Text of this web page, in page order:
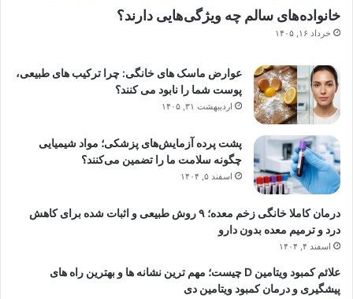
خانواده‌های سالم چه ویژگی‌هایی دارند؟
خرداد ۱۶, ۱۴۰۵
عوارض ماسک های خانگی: چرا ترکیب های طبیعی،
پوست شما را نابود می کنند؟
اردیبهشت ۳۱, ۱۴۰۵
پشت پرده آزمایش‌های پزشکی؛ مواد شیمیایی
چگونه سلامت ما را تضمین می‌کنند؟
اسفند ۵, ۱۴۰۴
درمان کاملا خانگی زخم معده؛ ۹ روش طبیعی و اثبات شده برای کاهش
درد و ترمیم معده بدون دارو
اسفند ۴, ۱۴۰۴
علائم کمبود ویتامین D چیست؛ مهم ترین نشانه ها و بهترین راه های
پیشگیری و درمان کمبود ویتامین دی